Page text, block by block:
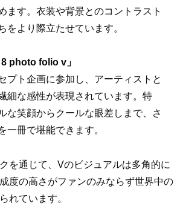
ます。衣装や背景とのコントラスト
をより際立たせています。
photo folio v」
プト企画に参加し、アーティストと
細な感性が表現されています。特
な笑顔からクールな眼差しまで、さ
一冊で堪能できます。
を通じて、Vのビジュアルは多角的に
度の高さがファンのみならず世界中の
れています。